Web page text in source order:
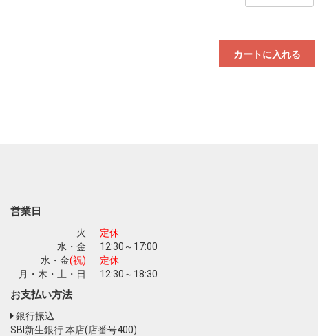
カートに入れる
営業日
火
定休
水・金
12:30～17:00
水・金(祝)
定休
月・木・土・日
12:30～18:30
お支払い方法
銀行振込
SBI新生銀行 本店(店番号400)